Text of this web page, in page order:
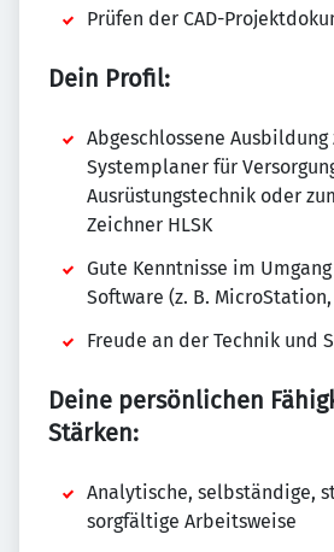
Prüfen der CAD-
Dein Profil:
Abgeschlossene Ausbildung
Systemplaner für
Ausrüstungstechnik oder
Zeichner HLSK
Gute Kenntnisse im
Software (z. B. MicroStation,
Freude an der Technik und
Deine persönlichen
Stärken:
Analytische, selbständige,
sorgfältige Arbeitsweise